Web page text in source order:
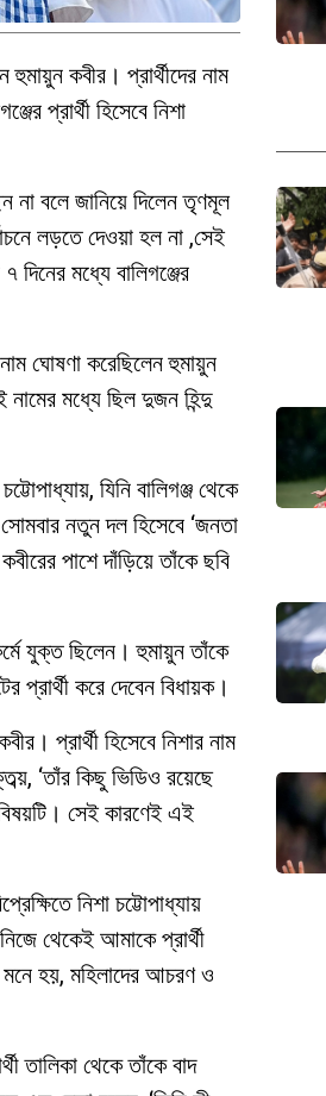
কবীর। প্রার্থীদের নাম
প্রার্থী হিসেবে নিশা
না বলে জানিয়ে দিলেন তৃণমূল
লড়তে দেওয়া হল না ,সেই
মধ্যে বালিগঞ্জের
ঘোষণা করেছিলেন হুমায়ুন
নামের মধ্যে ছিল দুজন হিন্দু
যিনি বালিগঞ্জ থেকে
নতুন দল হিসেবে ‘জনতা
পাশে দাঁড়িয়ে তাঁকে ছবি
যুক্ত ছিলেন। হুমায়ুন তাঁকে
প্রার্থী করে দেবেন বিধায়ক।
প্রার্থী হিসেবে নিশার নাম
‘তাঁর কিছু ভিডিও রয়েছে
সেই কারণেই এই
নিশা চট্টোপাধ্যায়
থেকেই আমাকে প্রার্থী
হয়, মহিলাদের আচরণ ও
তালিকা থেকে তাঁকে বাদ